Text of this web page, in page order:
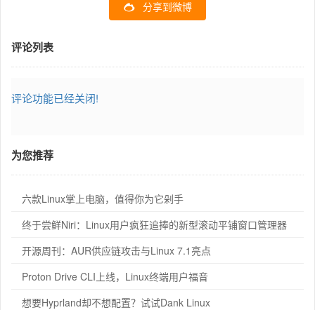
分享到微博
评论列表
评论功能已经关闭!
为您推荐
六款Linux掌上电脑，值得你为它剁手
终于尝鲜Niri：Linux用户疯狂追捧的新型滚动平铺窗口管理器
开源周刊：AUR供应链攻击与Linux 7.1亮点
Proton Drive CLI上线，Linux终端用户福音
想要Hyprland却不想配置？试试Dank Linux